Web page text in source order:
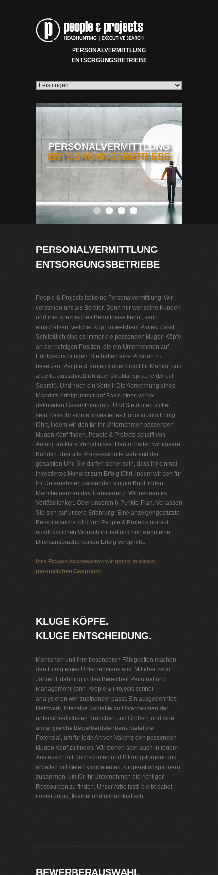
PERSONALVERMITTLUNG
ENTSORGUNGSBETRIEBE
PERSONALVERMITTLUNG
ENTSORGUNGSBETRIEBE
0
PERSONALVERMITTLUNG
ENTSORGUNGSBETRIEBE
People & Projects ist keine Personalvermittlung. Wir
verstehen uns als Berater. Denn nur wer seine Kunden
und ihre spezifischen Bedürfnisse kennt, kann
einschätzen, welcher Kopf zu welchem Projekt passt.
Schließlich sind es immer die passenden klugen Köpfe
an der richtigen Position, die ein Unternehmen auf
Erfolgskurs bringen. Sie haben eine Position zu
besetzen. People & Projects übernimmt Ihr Mandat und
arbeitet ausschließlich über Direktansprache (Direct
Search). Und noch ein Vorteil: Die Abrechnung eines
Mandats erfolgt immer auf Basis eines vorher
definierten Gesamthonorars. Und Sie dürfen sicher
sein, dass Ihr einmal investiertes Honorar zum Erfolg
führt, indem wir den für Ihr Unternehmen passenden
klugen Kopf finden. People & Projects schafft von
Anfang an klare Verhältnisse. Darum halten wir unsere
Kunden über alle Prozessschritte während der
gesamten Und Sie dürfen sicher sein, dass Ihr einmal
investiertes Honorar zum Erfolg führt, indem wir den für
Ihr Unternehmen passenden klugen Kopf finden.
Manche nennen das Transparenz. Wir nennen es
Verlässlichkeit. Oder unseren 6-Punkte-Plan. Verlassen
Sie sich auf unsere Erfahrung: Eine anzeigengestützte
Personalsuche wird von People & Projects nur auf
ausdrücklichen Wunsch initiiert und nur, wenn eine
Direktansprache keinen Erfolg verspricht.
Ihre Fragen beantworten wir gerne in einem
persönlichen Gespräch
KLUGE KÖPFE.
KLUGE ENTSCHEIDUNG.
Menschen und ihre besonderen Fähigkeiten machen
den Erfolg eines Unternehmens aus. Mit über zehn
Jahren Erfahrung in den Bereichen Personal und
Management kann People & Projects schnell
analysieren wer zueinander passt. Ein ausgedehntes
Netzwerk, intensive Kontakte zu Unternehmen der
unterschiedlichsten Branchen und Größen, und eine
umfangreiche Bewerberdatenbank bietet viel
Potenzial, um für jede Art von Vakanz den passenden
klugen Kopf zu finden. Wir stehen aber auch in regem
Austausch mit Hochschulen und Bildungsträgern und
arbeiten mit vielen kompetenten Kooperationspartnern
zusammen, um für Ihr Unternehmen die richtigen
Ressourcen zu finden. Unser Arbeitsstil bleibt dabei
immer zügig, flexibel und unbürokratisch.
BEWERBERAUSWAHL